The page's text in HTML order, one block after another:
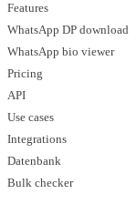
Features
WhatsApp DP download
WhatsApp bio viewer
Pricing
API
Use cases
Integrations
Datenbank
Bulk checker